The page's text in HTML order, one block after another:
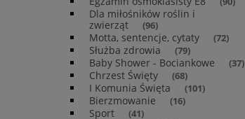
Dla miłośników roślin i
zwierząt
(96)
Motta, sentencje, cytaty (72)
Służba zdrowia (79)
Baby Shower - Bociankowe (37)
Chrzest Święty (68)
I Komunia Święta (101)
Bierzmowanie (16)
Sport (41)